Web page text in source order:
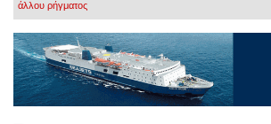
άλλου ρήγματος